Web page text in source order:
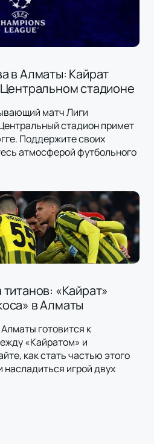
в Алматы: Кайрат
стадионе
матч Лиги
стадион примет
Поддержите своих
атмосферой футбольного
«Кайрат»
в Алматы
готовится к
«Кайратом» и
как стать частью этого
насладиться игрой двух